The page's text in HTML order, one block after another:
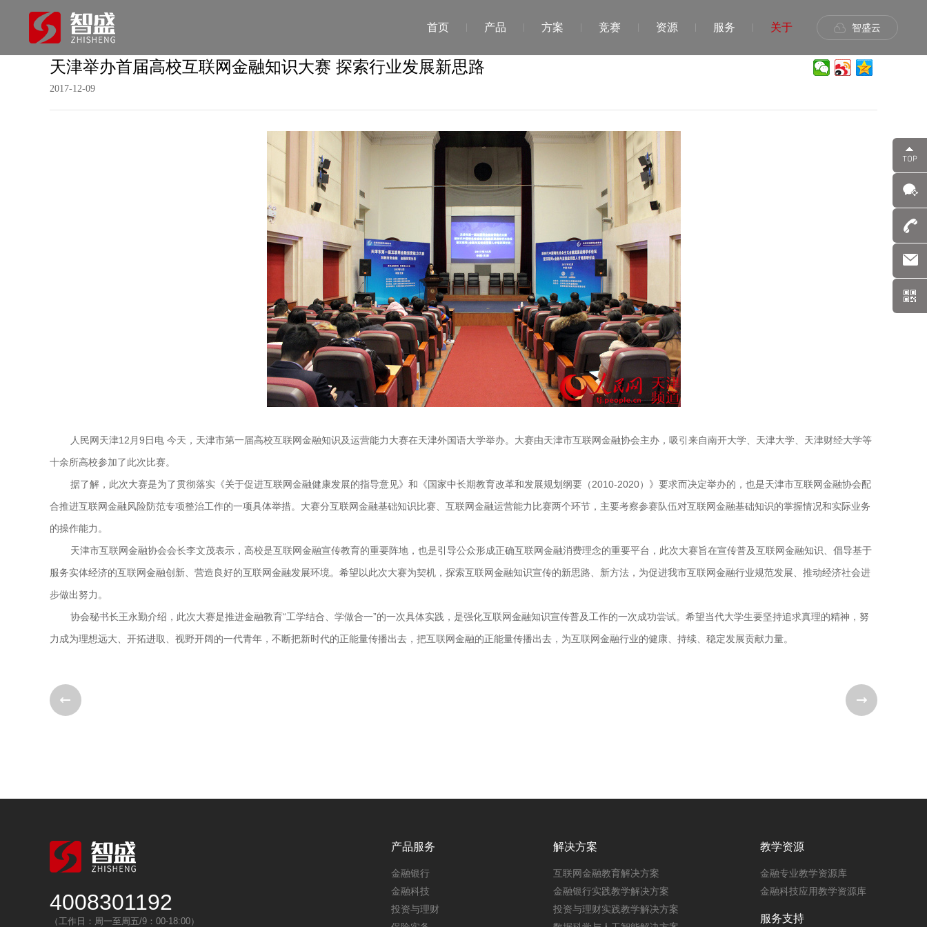
智盛云
首页 产品 方案 竞赛 资源 服务 关于
天津举办首届高校互联网金融知识大赛 探索行业发展新思路
2017-12-09
人民网天津12月9日电 今天，天津市第一届高校互联网金融知识及运营能力大赛在天津外国语大学举办。大赛由天津市互联网金融协会主办，吸引来自南开大学、天津大学、天津财经大学等
十余所高校参加了此次比赛。
据了解，此次大赛是为了贯彻落实《关于促进互联网金融健康发展的指导意见》和《国家中长期教育改革和发展规划纲要（2010-2020）》要求而决定举办的，也是天津市互联网金融协会配
合推进互联网金融风险防范专项整治工作的一项具体举措。大赛分互联网金融基础知识比赛、互联网金融运营能力比赛两个环节，主要考察参赛队伍对互联网金融基础知识的掌握情况和实际业务
的操作能力。
天津市互联网金融协会会长李文茂表示，高校是互联网金融宣传教育的重要阵地，也是引导公众形成正确互联网金融消费理念的重要平台，此次大赛旨在宣传普及互联网金融知识、倡导基于
服务实体经济的互联网金融创新、营造良好的互联网金融发展环境。希望以此次大赛为契机，探索互联网金融知识宣传的新思路、新方法，为促进我市互联网金融行业规范发展、推动经济社会进
步做出努力。
协会秘书长王永勤介绍，此次大赛是推进金融教育“工学结合、学做合一”的一次具体实践，是强化互联网金融知识宣传普及工作的一次成功尝试。希望当代大学生要坚持追求真理的精神，努
力成为理想远大、开拓进取、视野开阔的一代青年，不断把新时代的正能量传播出去，把互联网金融的正能量传播出去，为互联网金融行业的健康、持续、稳定发展贡献力量。
产品服务
金融银行
金融科技
投资与理财
解决方案
互联网金融教育解决方案
金融银行实践教学解决方案
投资与理财实践教学解决方案
教学资源
金融专业教学资源库
金融科技应用教学资源库
服务支持
4008301192
（工作日：周一至周五/9：00-18:00）